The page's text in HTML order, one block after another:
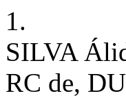
1.
SILVA
RC de,